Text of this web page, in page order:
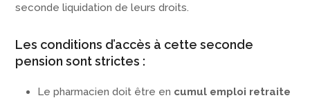
seconde liquidation de leurs droits.
Les conditions d’accès à cette seconde
pension sont strictes :
Le pharmacien doit être en cumul emploi retraite